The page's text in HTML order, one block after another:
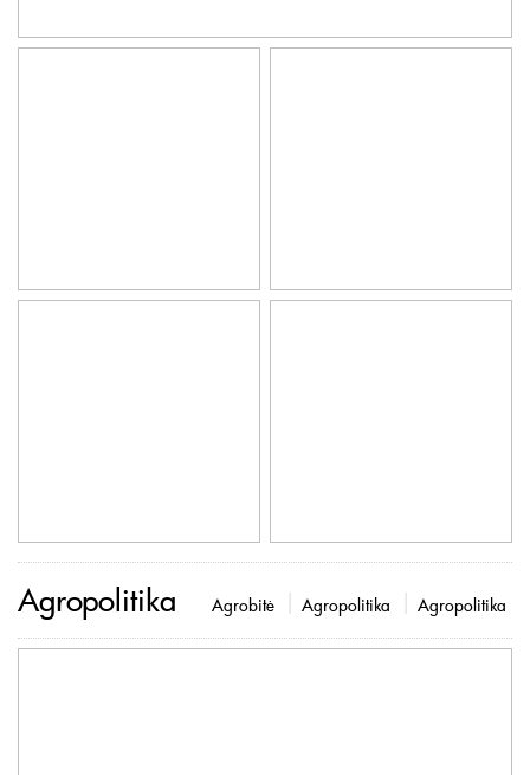
Agropolitika Agrobitė Agropolitika Agropolitika